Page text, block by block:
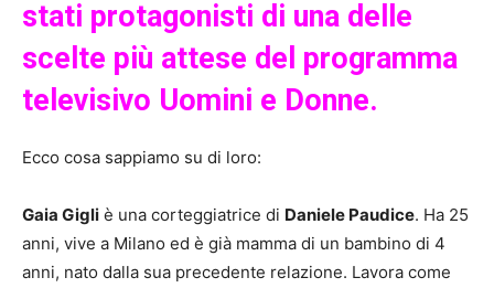
stati protagonisti di una delle
scelte più attese del programma
televisivo Uomini e Donne.
Ecco cosa sappiamo su di loro:
Gaia Gigli è una corteggiatrice di Daniele Paudice. Ha 25
anni, vive a Milano ed è già mamma di un bambino di 4
anni, nato dalla sua precedente relazione. Lavora come